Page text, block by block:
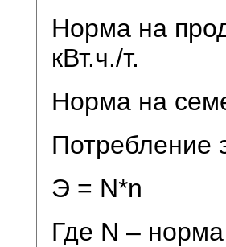
Норма на
кВт.ч./т.
Норма на
Потребление
Э = N*n
Где N –